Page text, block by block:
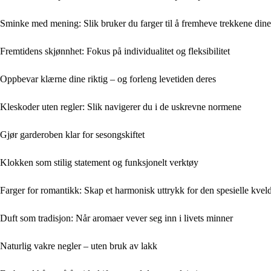
Sminke med mening: Slik bruker du farger til å fremheve trekkene dine
Fremtidens skjønnhet: Fokus på individualitet og fleksibilitet
Oppbevar klærne dine riktig – og forleng levetiden deres
Kleskoder uten regler: Slik navigerer du i de uskrevne normene
Gjør garderoben klar for sesongskiftet
Klokken som stilig statement og funksjonelt verktøy
Farger for romantikk: Skap et harmonisk uttrykk for den spesielle
Duft som tradisjon: Når aromaer vever seg inn i livets minner
Naturlig vakre negler – uten bruk av lakk